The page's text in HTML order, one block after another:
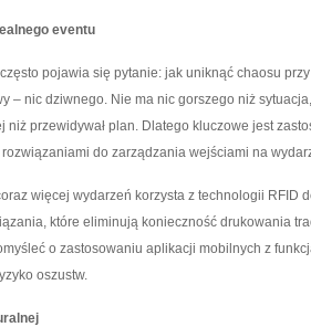
eventu
pojawia się pytanie: jak uniknąć chaosu
– nic dziwnego. Nie ma nic gorszego niż
niż przewidywał plan. Dlatego kluczowe jest
do zarządzania wejściami na
więcej wydarzeń korzysta z technologii RFID
które eliminują konieczność drukowania
o zastosowaniu aplikacji mobilnych z
oszustw.